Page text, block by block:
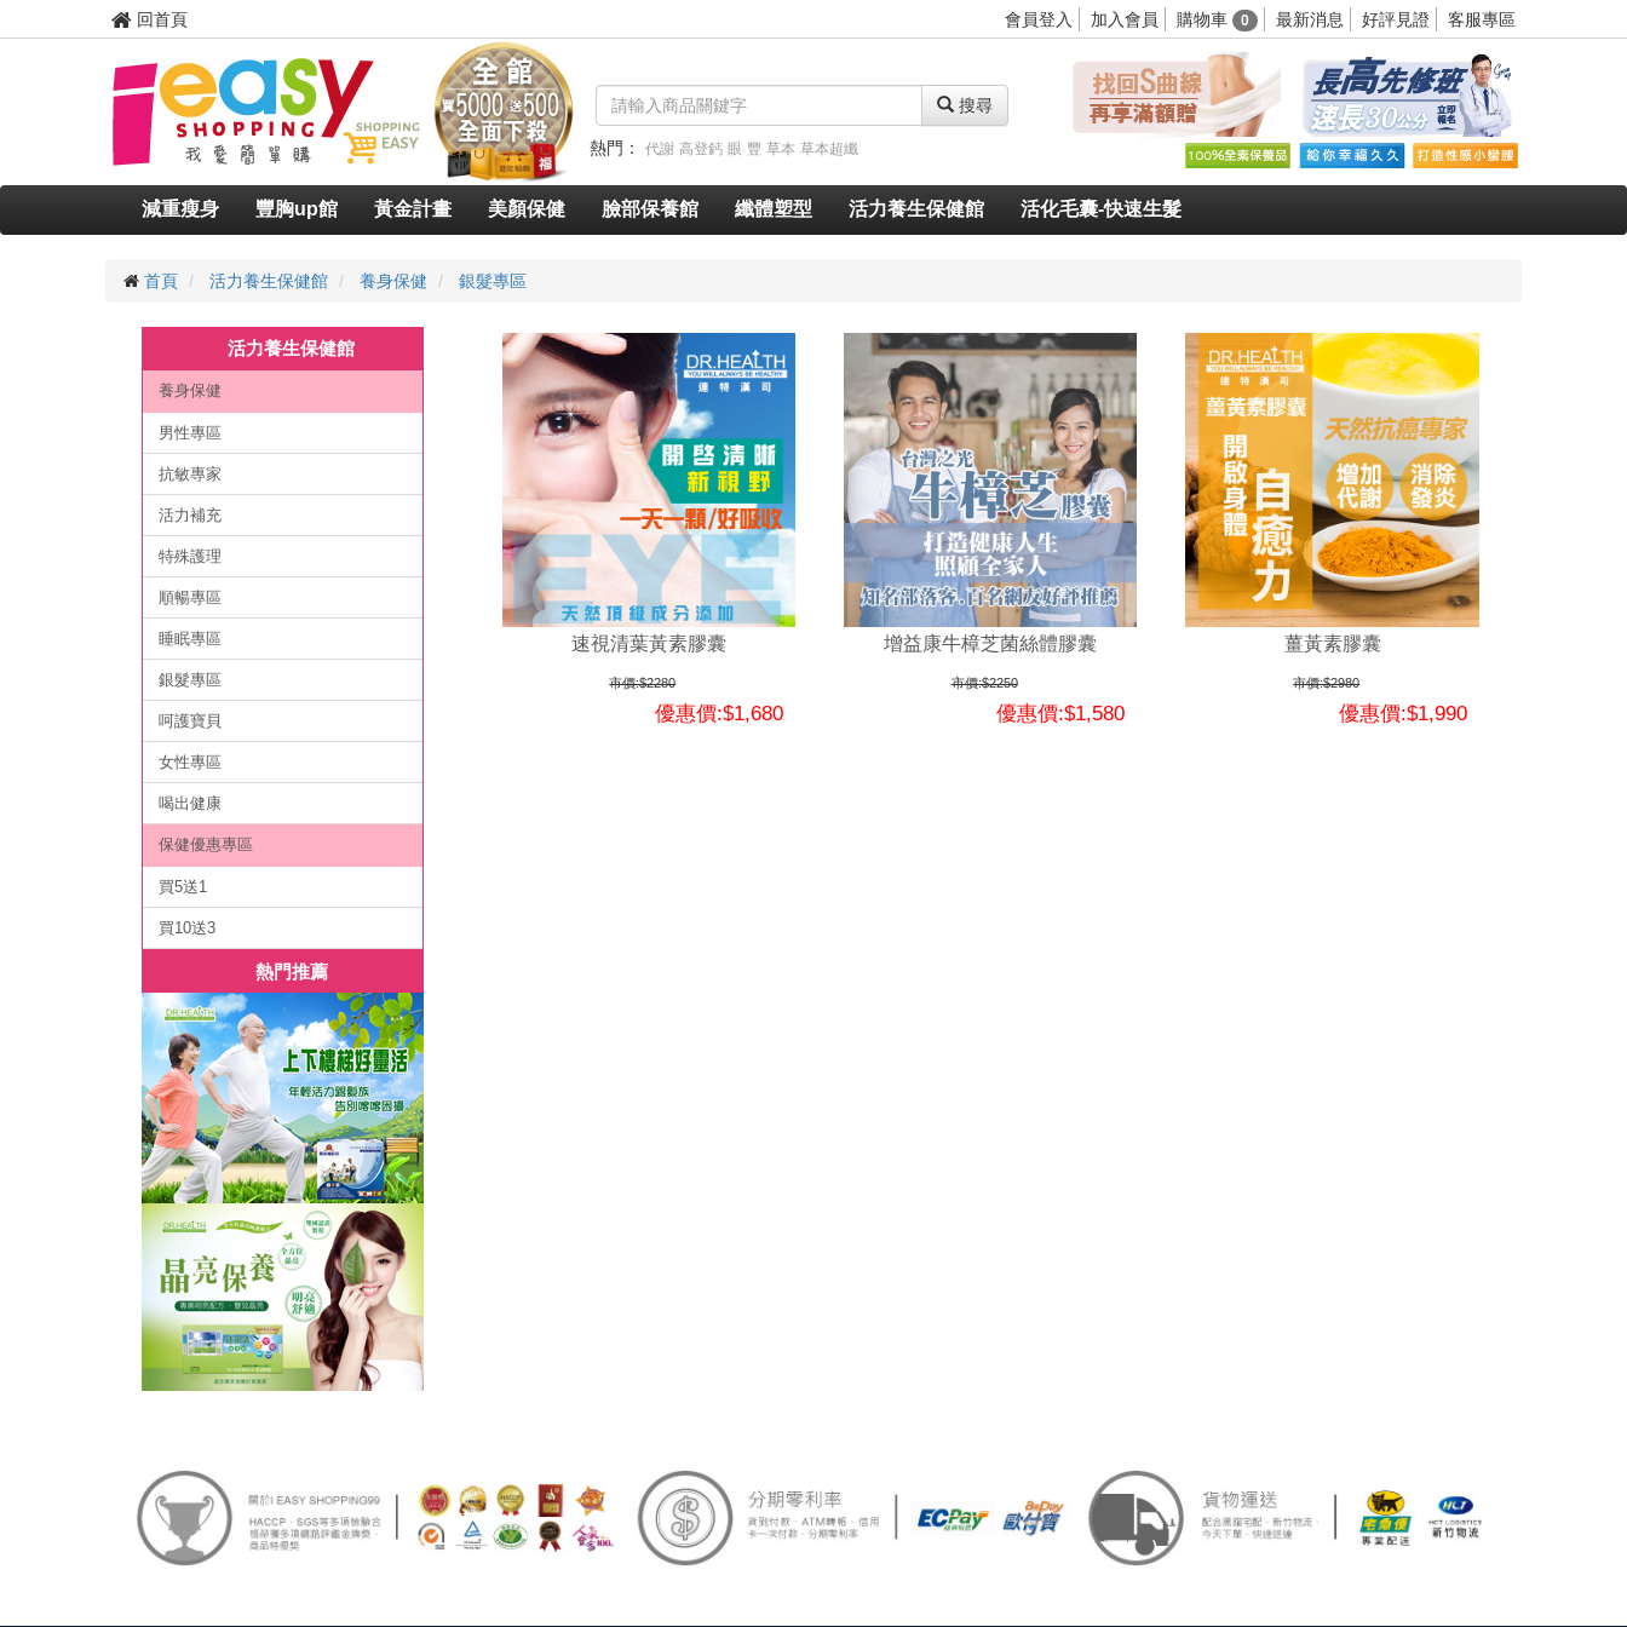
回首頁 會員登入 加入會員 購物車 0 最新消息 好評見證 客服專區
搜尋
熱門： 代謝 高登鈣 眼 豐 草本 草本超纖
減重瘦身 豐胸up館 黃金計畫 美顏保健 臉部保養館 纖體塑型 活力養生保健館 活化毛囊-快速生髮
首頁 活力養生保健館 養身保健 銀髮專區
活力養生保健館
養身保健
男性專區
抗敏專家
活力補充
特殊護理
順暢專區
睡眠專區
銀髮專區
呵護寶貝
女性專區
喝出健康
保健優惠專區
買5送1
買10送3
熱門推薦
速視清葉黃素膠囊
市價:$2280
優惠價:$1,680
增益康牛樟芝菌絲體膠囊
市價:$2250
優惠價:$1,580
薑黃素膠囊
市價:$2980
優惠價:$1,990